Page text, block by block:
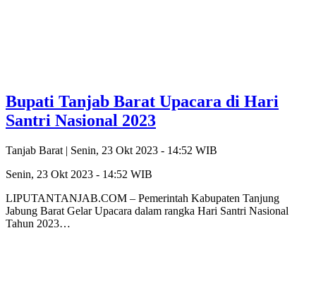
Bupati Tanjab Barat Upacara di Hari
Santri Nasional 2023
Tanjab Barat | Senin, 23 Okt 2023 - 14:52 WIB
Senin, 23 Okt 2023 - 14:52 WIB
LIPUTANTANJAB.COM – Pemerintah Kabupaten Tanjung
Jabung Barat Gelar Upacara dalam rangka Hari Santri Nasional
Tahun 2023…